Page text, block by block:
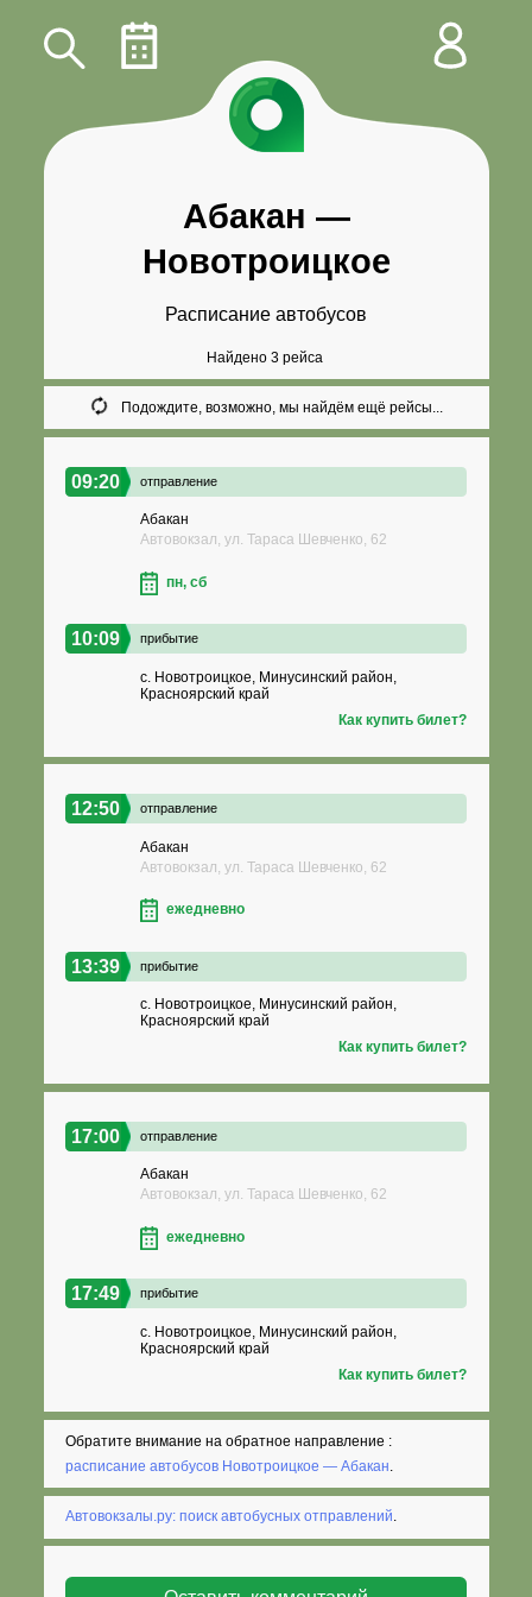
Абакан —
Новотроицкое
Расписание автобусов
Найдено 3 рейса
Подождите, возможно, мы найдём ещё рейсы...
09:20 отправление
Абакан
Автовокзал, ул. Тараса Шевченко, 62
пн, сб
10:09 прибытие
с. Новотроицкое, Минусинский район,
Красноярский край
Как купить билет?
12:50 отправление
Абакан
Автовокзал, ул. Тараса Шевченко, 62
ежедневно
13:39 прибытие
с. Новотроицкое, Минусинский район,
Красноярский край
Как купить билет?
17:00 отправление
Абакан
Автовокзал, ул. Тараса Шевченко, 62
ежедневно
17:49 прибытие
с. Новотроицкое, Минусинский район,
Красноярский край
Как купить билет?
Обратите внимание на обратное направление :
расписание автобусов Новотроицкое — Абакан.
Автовокзалы.ру: поиск автобусных отправлений.